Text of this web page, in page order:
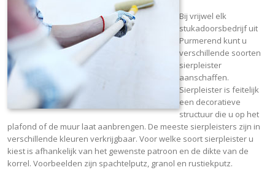
Bij vrijwel elk
stukadoorsbedrijf uit
Purmerend kunt u
verschillende soorten
sierpleister
aanschaffen.
Sierpleister is feitelijk
een decoratieve
structuur die u op het
plafond of de muur laat aanbrengen. De meeste sierpleisters zijn in
verschillende kleuren verkrijgbaar. Voor welke soort sierpleister u
kiest is afhankelijk van het gewenste patroon en de dikte van de
korrel. Voorbeelden zijn spachtelputz, granol en rustiekputz.